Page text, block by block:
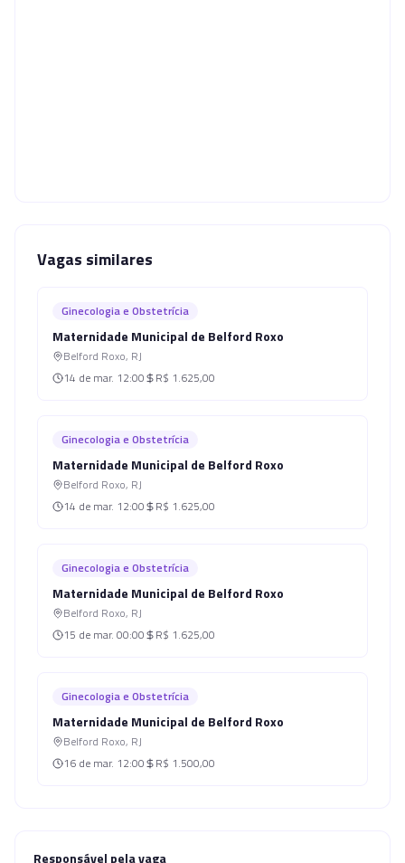
Vagas similares
Ginecologia e Obstetrícia
Maternidade Municipal de Belford Roxo
Belford Roxo, RJ
14 de mar. 12:00 R$ 1.625,00
Ginecologia e Obstetrícia
Maternidade Municipal de Belford Roxo
Belford Roxo, RJ
14 de mar. 12:00 R$ 1.625,00
Ginecologia e Obstetrícia
Maternidade Municipal de Belford Roxo
Belford Roxo, RJ
15 de mar. 00:00 R$ 1.625,00
Ginecologia e Obstetrícia
Maternidade Municipal de Belford Roxo
Belford Roxo, RJ
16 de mar. 12:00 R$ 1.500,00
Responsável pela vaga